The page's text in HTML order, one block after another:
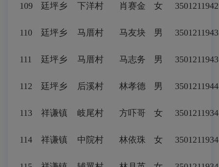
109 廷坪乡 下洋村 肖赛金 女
110 廷坪乡 马厝村 马友块 男
111 廷坪乡 马厝村 马志务 男
112 廷坪乡 后溪村 林孝德 男
113 祥谦镇 岐尾村 方吓哥 女
114 祥谦镇 中院村 林依珠 女